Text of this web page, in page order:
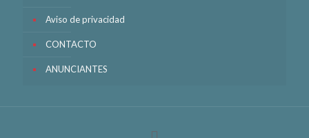
Aviso de privacidad
CONTACTO
ANUNCIANTES